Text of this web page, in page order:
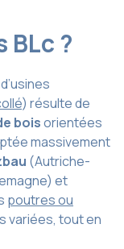
BLc ?
) résulte de
boisorientées
massivement
(Autriche-
et
poutres ou
variées, tout en